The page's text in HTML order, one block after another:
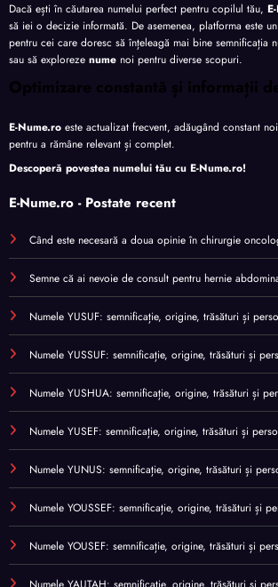
Dacă ești în căutarea numelui perfect pentru copilul tău,
să iei o decizie informată. De asemenea, platforma este
pentru cei care doresc să înțeleagă mai bine semnificația
sau să exploreze nume noi pentru diverse scopuri.
Optimizare constantă și informații
E-Nume.ro este actualizat frecvent, adăugând constant
pentru a rămâne relevant și complet.
Descoperă povestea numelui tău cu E-Nume.ro!
E-Nume.ro - Postate recent
Când este necesară a doua opinie în chirurgie
Semne că ai nevoie de consult pentru hernie
Numele YUSUF: semnificație, origine, trăsături și
Numele YUSSUF: semnificație, origine, trăsături și
Numele YUSHUA: semnificație, origine, trăsături și
Numele YUSEF: semnificație, origine, trăsături și
Numele YUNUS: semnificație, origine, trăsături și
Numele YOUSSEF: semnificație, origine, trăsături și
Numele YOUSEF: semnificație, origine, trăsături și